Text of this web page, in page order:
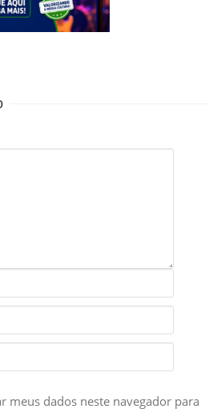
meus dados neste navegador para